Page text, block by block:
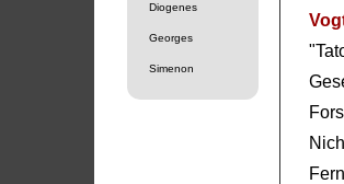
Diogenes
Georges
Simenon